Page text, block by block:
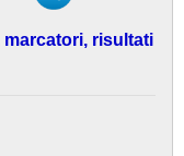
risultati